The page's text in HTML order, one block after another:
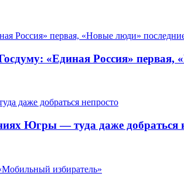
«Единая Россия» первая,
Югры — туда даже добраться